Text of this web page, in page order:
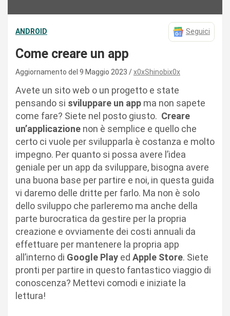
ANDROID Seguici
Come creare un app
Aggiornamento del 9 Maggio 2023 x0xShinobix0x
Avete un sito web o un progetto e state
pensando si sviluppare un app ma non sapete
come fare? Siete nel posto giusto. Creare
un’applicazione non è semplice e quello che
certo ci vuole per svilupparla è costanza e molto
impegno. Per quanto si possa avere l’idea
geniale per un app da sviluppare, bisogna avere
una buona base per partire e noi, in questa guida
vi daremo delle dritte per farlo. Ma non è solo
dello sviluppo che parleremo ma anche della
parte burocratica da gestire per la propria
creazione e ovviamente dei costi annuali da
effettuare per mantenere la propria app
all’interno di Google Play ed Apple Store. Siete
pronti per partire in questo fantastico viaggio di
conoscenza? Mettevi comodi e iniziate la
lettura!